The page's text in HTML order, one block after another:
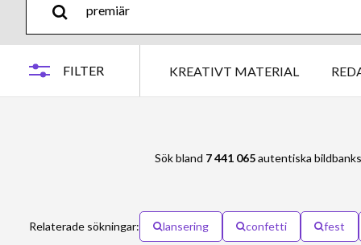
FILTER KREATIVT MATERIAL
Sök bland 7 441 065autentiska
Relaterade sökningar: lansering confetti fest